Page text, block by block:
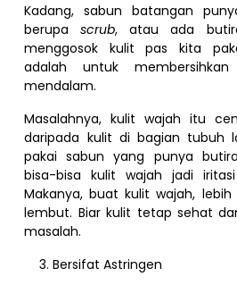
Kadang, sabun batangan
berupascrub, atau ada
menggosok kulit pas kita
adalah untuk
mendalam.
Masalahnya, kulit wajah itu
daripada kulit di bagian tubuh
pakai sabun yang punya
bisa-bisa kulit wajah jadi
Makanya, buat kulit wajah,
lembut. Biar kulit tetap sehat
masalah.
Bersifat Astringen